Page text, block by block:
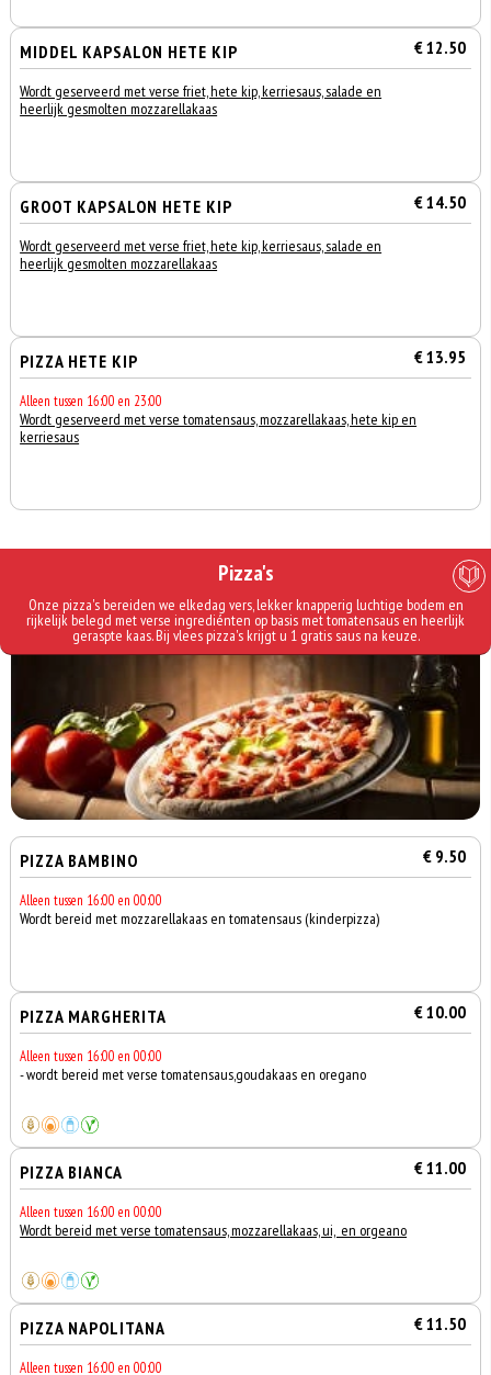
MIDDEL KAPSALON HETE KIP € 12.50
Wordt geserveerd met verse friet, hete kip, kerriesaus, salade en
heerlijk gesmolten mozzarellakaas
GROOT KAPSALON HETE KIP € 14.50
Wordt geserveerd met verse friet, hete kip, kerriesaus, salade en
heerlijk gesmolten mozzarellakaas
PIZZA HETE KIP € 13.95
Alleen tussen 16:00 en 23:00
Wordt geserveerd met verse tomatensaus, mozzarellakaas, hete kip en
kerriesaus
Pizza's
Onze pizza's bereiden we elkedag vers, lekker knapperig luchtige bodem en
rijkelijk belegd met verse ingrediénten op basis met tomatensaus en heerlijk
geraspte kaas. Bij vlees pizza's krijgt u 1 gratis saus na keuze.
PIZZA BAMBINO € 9.50
Alleen tussen 16:00 en 00:00
Wordt bereid met mozzarellakaas en tomatensaus (kinderpizza)
PIZZA MARGHERITA € 10.00
Alleen tussen 16:00 en 00:00
- wordt bereid met verse tomatensaus,goudakaas en oregano
PIZZA BIANCA € 11.00
Alleen tussen 16:00 en 00:00
Wordt bereid met verse tomatensaus, mozzarellakaas, ui, en orgeano
PIZZA NAPOLITANA € 11.50
Alleen tussen 16:00 en 00:00